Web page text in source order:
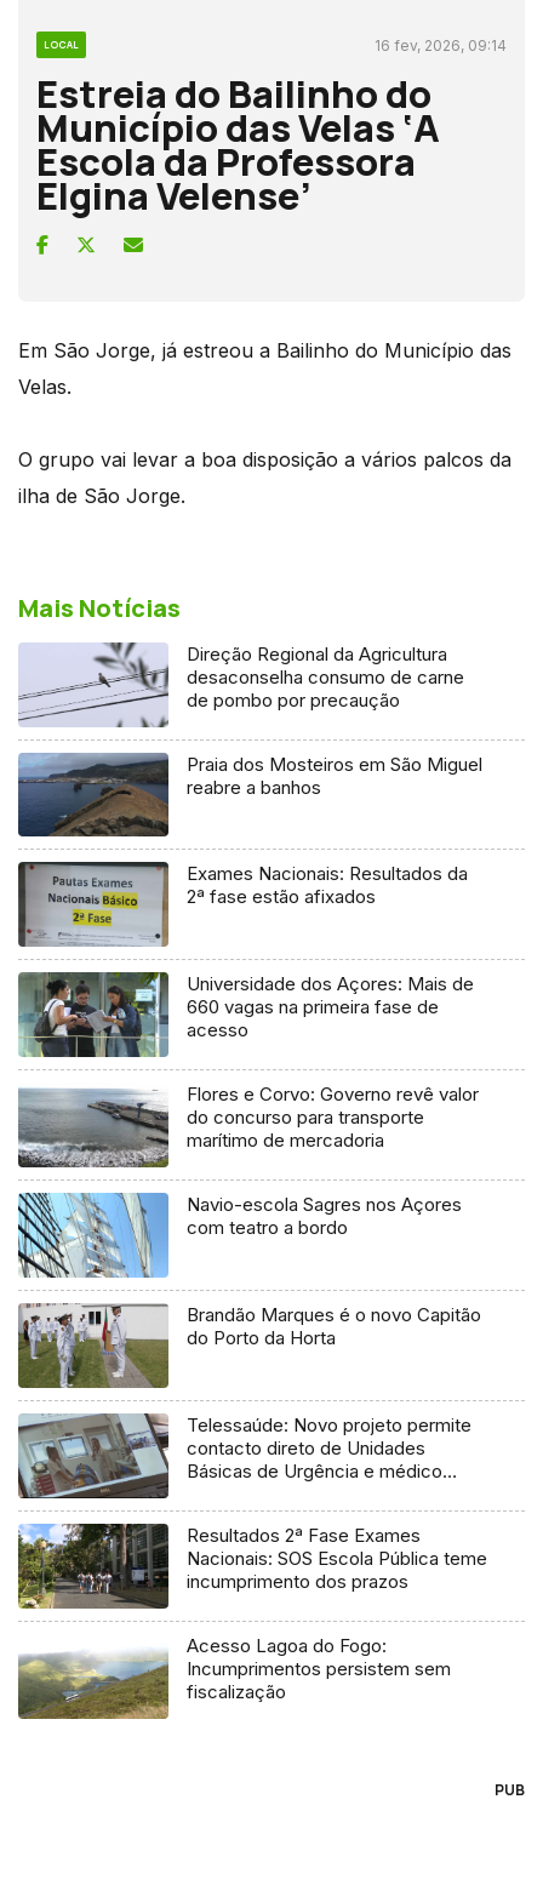
LOCAL 16 fev, 2026, 09:14
Estreia do Bailinho do
Município das Velas ‘A
Escola da Professora
Elgina Velense’
Em São Jorge, já estreou a Bailinho do Município das
Velas.
O grupo vai levar a boa disposição a vários palcos da
ilha de São Jorge.
Mais Notícias
Direção Regional da Agricultura
desaconselha consumo de carne
de pombo por precaução
Praia dos Mosteiros em São Miguel
reabre a banhos
Exames Nacionais: Resultados da
2ª fase estão afixados
Universidade dos Açores: Mais de
660 vagas na primeira fase de
acesso
Flores e Corvo: Governo revê valor
do concurso para transporte
marítimo de mercadoria
Navio-escola Sagres nos Açores
com teatro a bordo
Brandão Marques é o novo Capitão
do Porto da Horta
Telessaúde: Novo projeto permite
contacto direto de Unidades
Básicas de Urgência e médico
Resultados 2ª Fase Exames
Nacionais: SOS Escola Pública teme
incumprimento dos prazos
Acesso Lagoa do Fogo:
Incumprimentos persistem sem
fiscalização
PUB